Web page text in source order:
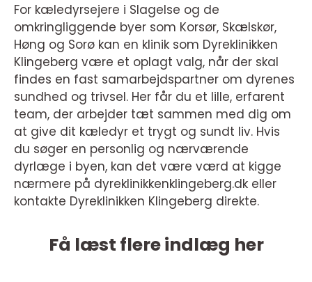
For kæledyrsejere i Slagelse og de
omkringliggende byer som Korsør, Skælskør,
Høng og Sorø kan en klinik som Dyreklinikken
Klingeberg være et oplagt valg, når der skal
findes en fast samarbejdspartner om dyrenes
sundhed og trivsel. Her får du et lille, erfarent
team, der arbejder tæt sammen med dig om
at give dit kæledyr et trygt og sundt liv. Hvis
du søger en personlig og nærværende
dyrlæge i byen, kan det være værd at kigge
nærmere på dyreklinikkenklingeberg.dk eller
kontakte Dyreklinikken Klingeberg direkte.
Få læst flere indlæg her